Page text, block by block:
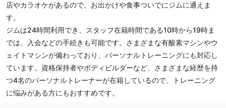
店やカラオケがあるので、お出かけや食事ついでにジムに通えま
す。
ジムは24時間利用でき、スタッフ在籍時間である10時から19時ま
では、入会などの手続きも可能です。さまざまな有酸素マシンやウ
ェイトマシンが備わっており、パーソナルトレーニングにも対応し
ています。資格保持者やボディビルダーなど、さまざまな経歴を持
つ4名のパーソナルトレーナーが在籍しているので、トレーニング
に悩みがある方にもおすすめです。